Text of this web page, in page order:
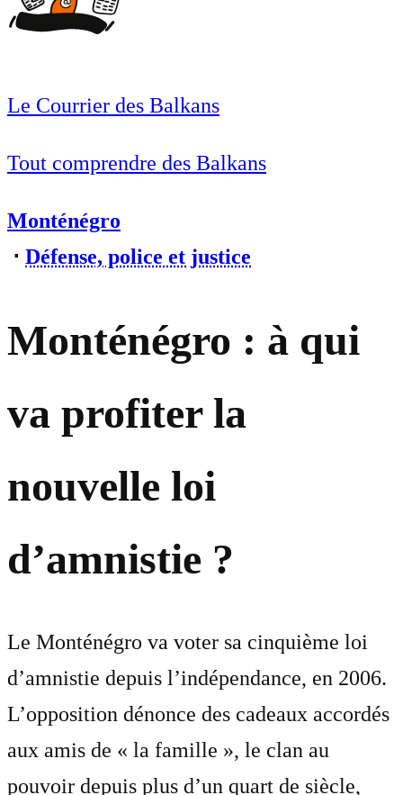
Le Courrier des Balkans
Tout comprendre des Balkans
Monténégro
⋅ Défense, police et justice
Monténégro : à qui
va profiter la
nouvelle loi
d’amnistie ?
Le Monténégro va voter sa cinquième loi
d’amnistie depuis l’indépendance, en 2006.
L’opposition dénonce des cadeaux accordés
aux amis de « la famille », le clan au
pouvoir depuis plus d’un quart de siècle,